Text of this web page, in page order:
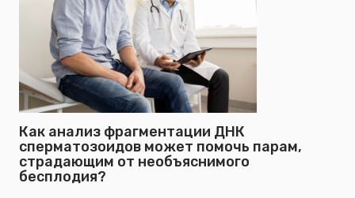
Как анализ фрагментации ДНК
сперматозоидов может помочь парам,
страдающим от необъяснимого
бесплодия?